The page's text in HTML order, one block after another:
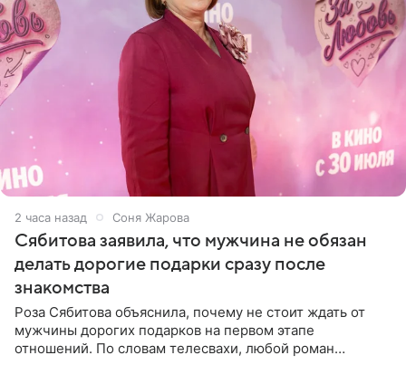
2 часа назад Соня Жарова
Сябитова заявила, что мужчина не обязан
делать дорогие подарки сразу после
знакомства
Роза Сябитова объяснила, почему не стоит ждать от
мужчины дорогих подарков на первом этапе
отношений. По словам телесвахи, любой роман